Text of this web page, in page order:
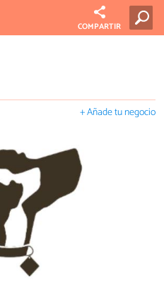
COMPARTIR
+ Añade tu negocio